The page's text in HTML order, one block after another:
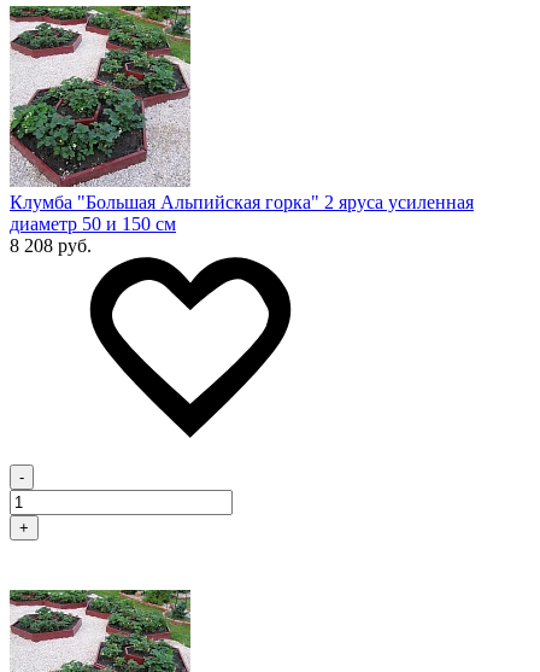
Клумба "Большая Альпийская горка" 2 яруса усиленная
диаметр 50 и 150 см
8 208 руб.
-
+